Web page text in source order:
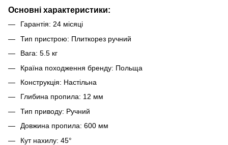
Основні характеристики:
Гарантія: 24 місяці
Тип пристрою: Плиткорез ручний
Вага: 5.5 кг
Країна походження бренду: Польща
Конструкція: Настільна
Глибина пропила: 12 мм
Тип приводу: Ручний
Довжина пропила: 600 мм
Кут нахилу: 45°